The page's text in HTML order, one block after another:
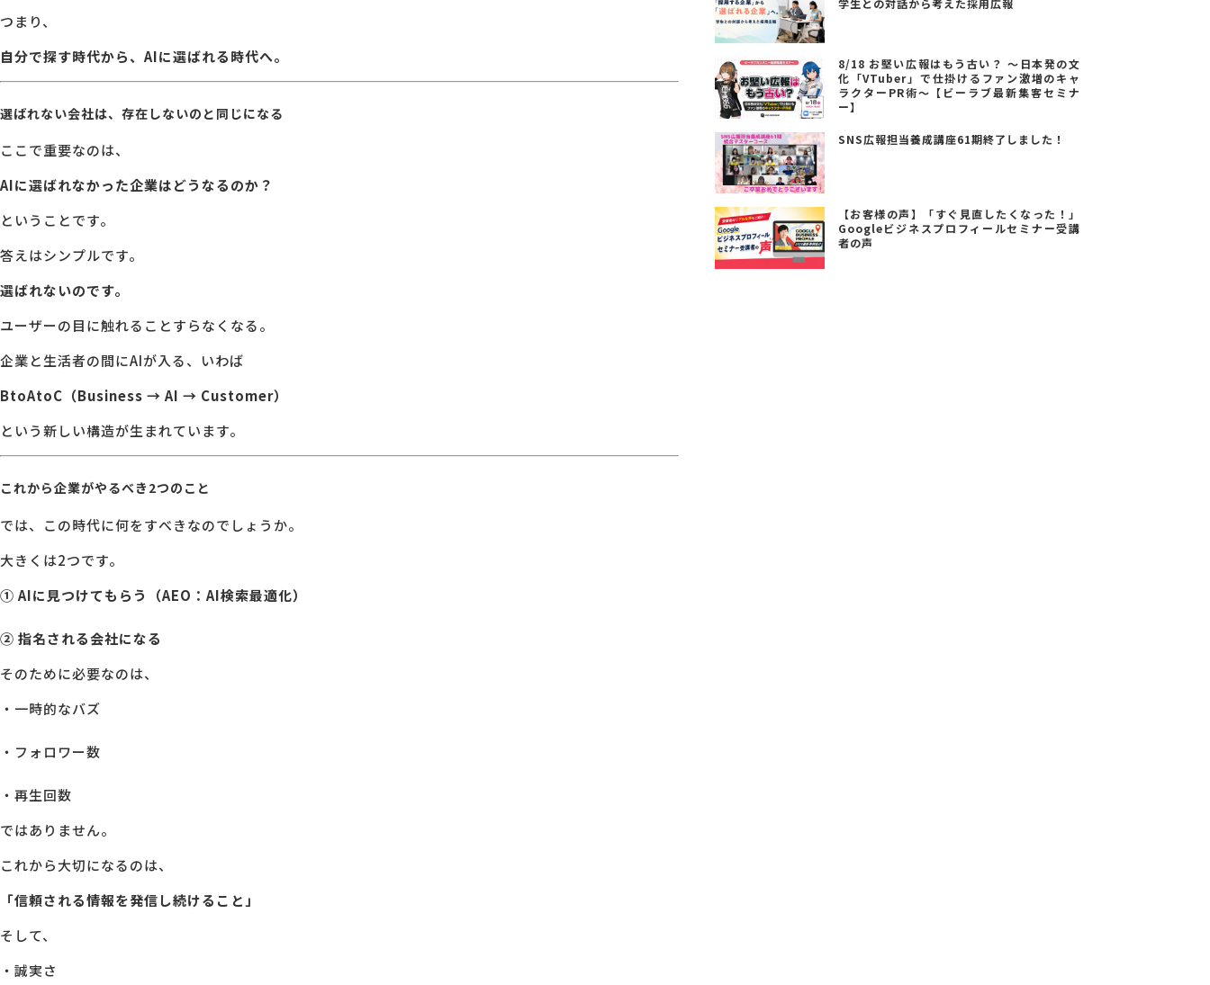
つまり、
自分で探す時代から、AIに選ばれる時代へ。
選ばれない会社は、存在しないのと同じになる
ここで重要なのは、
AIに選ばれなかった企業はどうなるのか？
ということです。
答えはシンプルです。
選ばれないのです。
ユーザーの目に触れることすらなくなる。
企業と生活者の間にAIが入る、いわば
BtoAtoC（Business → AI → Customer）
という新しい構造が生まれています。
これから企業がやるべき2つのこと
では、この時代に何をすべきなのでしょうか。
大きくは2つです。
① AIに見つけてもらう（AEO：AI検索最適化）
② 指名される会社になる
そのために必要なのは、
・一時的なバズ
・フォロワー数
・再生回数
ではありません。
これから大切になるのは、
「信頼される情報を発信し続けること」
そして、
・誠実さ
学生との対話から考えた採用広報
8/18 お堅い広報はもう古い？ ～日本発の文
化「VTuber」で仕掛けるファン激増のキャ
ラクターPR術～【ビーラブ最新集客セミナ
ー】
SNS広報担当養成講座61期終了しました！
【お客様の声】「すぐ見直したくなった！」
Googleビジネスプロフィールセミナー受講
者の声